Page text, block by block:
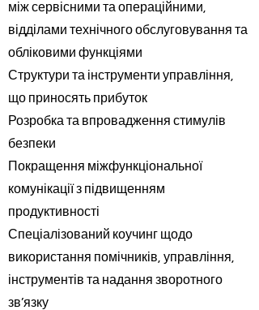
між сервісними та операційними,
відділами технічного обслуговування та
обліковими функціями
Структури та інструменти управління,
що приносять прибуток
Розробка та впровадження стимулів
безпеки
Покращення міжфункціональної
комунікації з підвищенням
продуктивності
Спеціалізований коучинг щодо
використання помічників, управління,
інструментів та надання зворотного
зв’язку